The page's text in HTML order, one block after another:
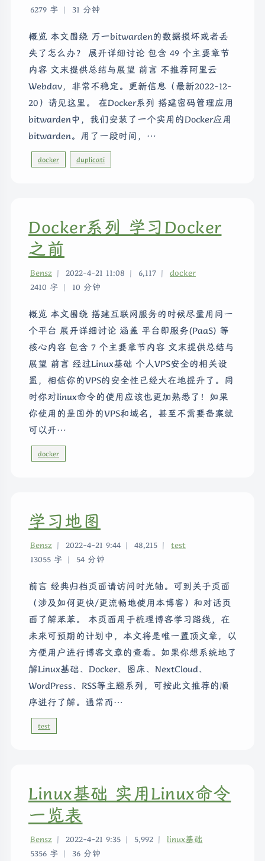
6279 字 | 31 分钟
概览 本文围绕 万一bitwarden的数据损坏或者丢
失了怎么办？ 展开详细讨论 包含 49 个主要章节
内容 文末提供总结与展望 前言 不推荐阿里云
Webdav，非常不稳定。更新信息（最新2022-12-
20）请见这里。 在Docker系列 搭建密码管理应用
bitwarden中，我们安装了一个实用的Docker应用
bitwarden。用了一段时间，…
docker duplicati
Docker系列 学习Docker
之前
Bensz | 2022-4-21 11:08 | 6,117 |
docker
2410 字 | 10 分钟
概览 本文围绕 搭建互联网服务的时候尽量用同一
个平台 展开详细讨论 涵盖 平台即服务(PaaS) 等
核心内容 包含 7 个主要章节内容 文末提供总结与
展望 前言 经过Linux基础 个人VPS安全的相关设
置，相信你的VPS的安全性已经大在地提升了。同
时你对linux命令的使用应该也更加熟悉了！如果
你使用的是国外的VPS和域名，甚至不需要备案就
可以开…
docker
学习地图
Bensz | 2022-4-21 9:44 | 48,215 |
test
13055 字 | 54 分钟
前言 经典归档页面请访问时光轴。可到关于页面
（涉及如何更快/更流畅地使用本博客）和对话页
面了解苯苯。 本页面用于梳理博客学习路线，在
未来可预期的计划中，本文将是唯一置顶文章，以
方便用户进行博客文章的查看。如果你想系统地了
解Linux基础、Docker、图床、NextCloud、
WordPress、RSS等主题系列，可按此文推荐的顺
序进行了解。通常而…
test
Linux基础 实用Linux命令
一览表
Bensz | 2022-4-21 9:35 | 5,992 |
linux基础
5356 字 | 36 分钟